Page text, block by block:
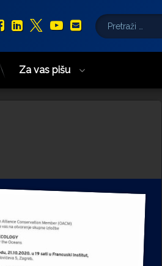
Facebook
LinkedIn
X.com
YouTube
E-mail
Pretraži:
Za vas pišu